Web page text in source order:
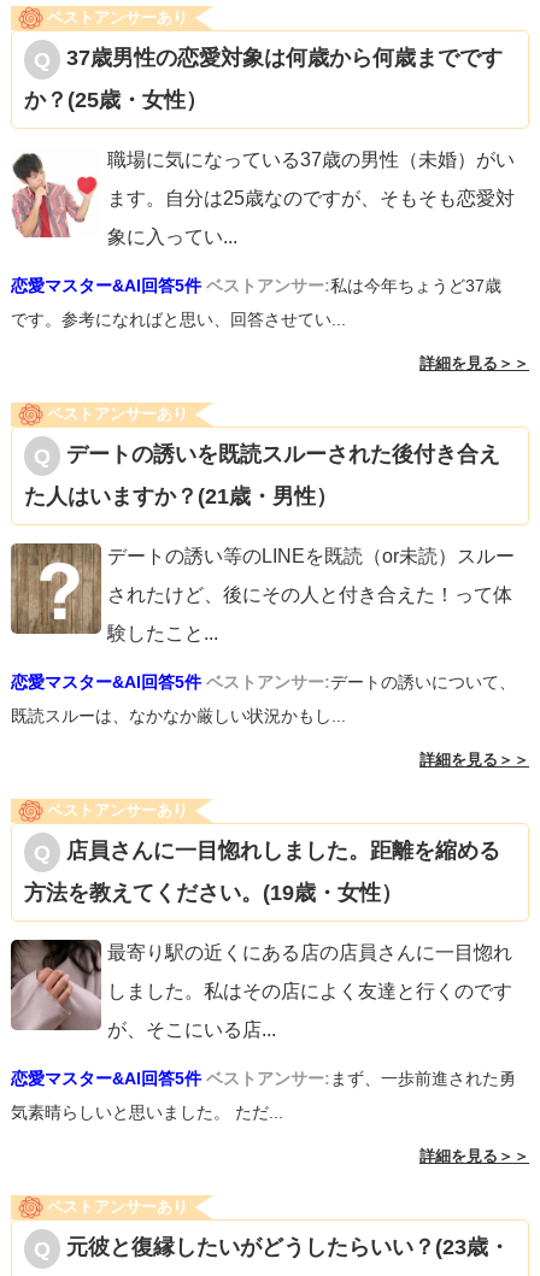
ベストアンサーあり
37歳男性の恋愛対象は何歳から何歳までです
か？(25歳・女性）
職場に気になっている37歳の男性（未婚）がい
ます。自分は25歳なのですが、そもそも恋愛対
象に入ってい...
恋愛マスター&AI回答5件 ベストアンサー:私は今年ちょうど37歳
です。参考になればと思い、回答させてい...
詳細を見る＞＞
ベストアンサーあり
デートの誘いを既読スルーされた後付き合え
た人はいますか？(21歳・男性）
デートの誘い等のLINEを既読（or未読）スルー
されたけど、後にその人と付き合えた！って体
験したこと ...
恋愛マスター&AI回答5件 ベストアンサー:デートの誘いについて、
既読スルーは、なかなか厳しい状況かもし...
詳細を見る＞＞
ベストアンサーあり
店員さんに一目惚れしました。距離を縮める
方法を教えてください。(19歳・女性）
最寄り駅の近くにある店の店員さんに一目惚れ
しました。私はその店によく友達と行くのです
が、そこにいる店...
恋愛マスター&AI回答5件 ベストアンサー:まず、一歩前進された勇
気素晴らしいと思いました。 ただ...
詳細を見る＞＞
ベストアンサーあり
元彼と復縁したいがどうしたらいい？(23歳・